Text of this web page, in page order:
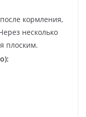
кормления,
несколько
плоским.